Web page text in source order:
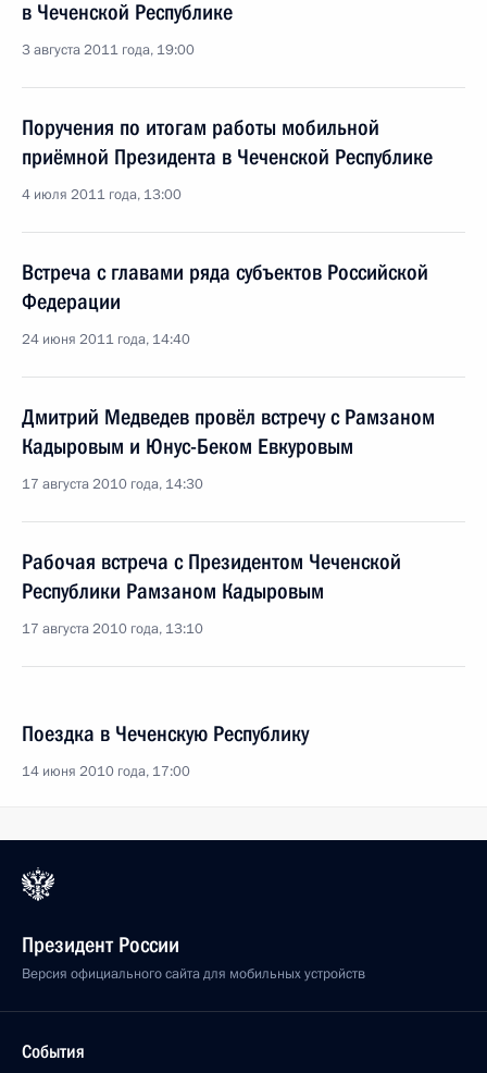
в Чеченской Республике
3 августа 2011 года, 19:00
Поручения по итогам работы мобильной
приёмной Президента в Чеченской Республике
4 июля 2011 года, 13:00
Встреча с главами ряда субъектов Российской
Федерации
24 июня 2011 года, 14:40
Дмитрий Медведев провёл встречу с Рамзаном
Кадыровым и Юнус-Беком Евкуровым
17 августа 2010 года, 14:30
Рабочая встреча с Президентом Чеченской
Республики Рамзаном Кадыровым
17 августа 2010 года, 13:10
Поездка в Чеченскую Республику
14 июня 2010 года, 17:00
Президент России
Версия официального сайта для мобильных устройств
События